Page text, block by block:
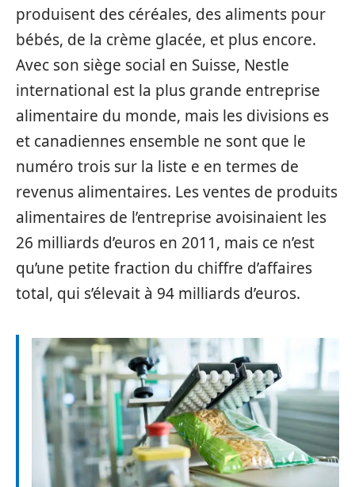
produisent des céréales, des aliments pour
bébés, de la crème glacée, et plus encore.
Avec son siège social en Suisse, Nestle
international est la plus grande entreprise
alimentaire du monde, mais les divisions es
et canadiennes ensemble ne sont que le
numéro trois sur la liste e en termes de
revenus alimentaires. Les ventes de produits
alimentaires de l’entreprise avoisinaient les
26 milliards d’euros en 2011, mais ce n’est
qu’une petite fraction du chiffre d’affaires
total, qui s’élevait à 94 milliards d’euros.